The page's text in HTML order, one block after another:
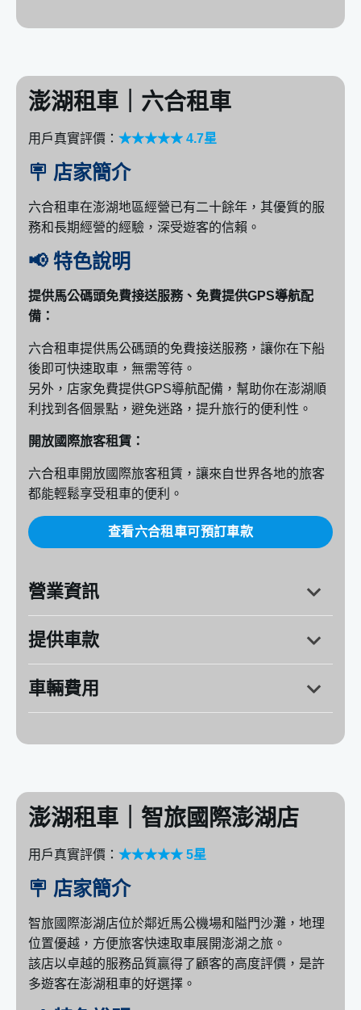
NISSAN：KICKS、SENTRA、TIIDA
TOYOTA：ALTIS、CAMRY、COROLLA CROSS、
澎湖租車｜六合租車
用戶真實評價： ★★★★★ 4.7星
🪧 店家簡介
六合租車在澎湖地區經營已有二十餘年，其優質的服
務和長期經營的經驗，深受遊客的信賴。
📢 特色說明
提供馬公碼頭免費接送服務、免費提供GPS導航配
備：
六合租車提供馬公碼頭的免費接送服務，讓你在下船
後即可快速取車，無需等待。
另外，店家免費提供GPS導航配備，幫助你在澎湖順
利找到各個景點，避免迷路，提升旅行的便利性。
開放國際旅客租賃：
六合租車開放國際旅客租賃，讓來自世界各地的旅客
都能輕鬆享受租車的便利。
查看六合租車可預訂車款
營業資訊
澎湖縣馬公市石泉里1-5號
提供車款
車輛費用
澎湖租車｜智旅國際澎湖店
用戶真實評價： ★★★★★ 5星
🪧 店家簡介
智旅國際澎湖店位於鄰近馬公機場和隘門沙灘，地理
位置優越，方便旅客快速取車展開澎湖之旅。
該店以卓越的服務品質贏得了顧客的高度評價，是許
多遊客在澎湖租車的好選擇。